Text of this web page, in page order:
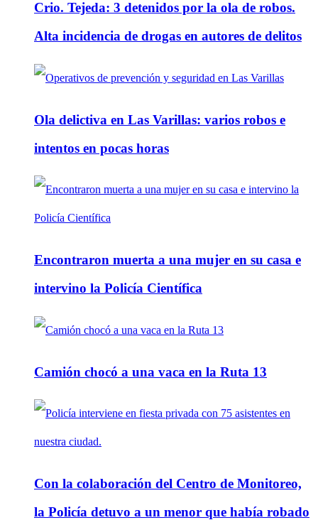
Crio. Tejeda: 3 detenidos por la ola de robos.
Alta incidencia de drogas en autores de delitos
Ola delictiva en Las Varillas: varios robos e
intentos en pocas horas
Encontraron muerta a una mujer en su casa e
intervino la Policía Científica
Camión chocó a una vaca en la Ruta 13
Con la colaboración del Centro de Monitoreo,
la Policía detuvo a un menor que había robado